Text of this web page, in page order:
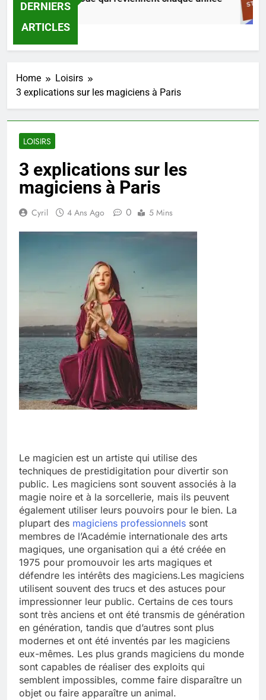
DERNIERS
ARTICLES
Ago
Home
Loisirs
3 explications sur les magiciens à Paris
LOISIRS
3 explications sur les
magiciens à Paris
Cyril 4 Ans Ago 0 5 Mins
Le magicien est un artiste qui utilise des
techniques de prestidigitation pour divertir son
public. Les magiciens sont souvent associés à la
magie noire et à la sorcellerie, mais ils peuvent
également utiliser leurs pouvoirs pour le bien. La
plupart des magiciens professionnels sont
membres de l’Académie internationale des arts
magiques, une organisation qui a été créée en
1975 pour promouvoir les arts magiques et
défendre les intérêts des magiciens.Les magiciens
utilisent souvent des trucs et des astuces pour
impressionner leur public. Certains de ces tours
sont très anciens et ont été transmis de génération
en génération, tandis que d’autres sont plus
modernes et ont été inventés par les magiciens
eux-mêmes. Les plus grands magiciens du monde
sont capables de réaliser des exploits qui
semblent impossibles, comme faire disparaître un
objet ou faire apparaître un animal.